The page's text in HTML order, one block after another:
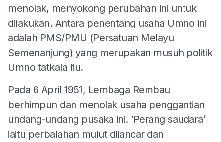
menolak, menyokong perubahan ini untuk
dilakukan. Antara penentang usaha Umno ini
adalah PMS/PMU (Persatuan Melayu
Semenanjung) yang merupakan musuh politik
Umno tatkala itu.
Pada 6 April 1951, Lembaga Rembau
berhimpun dan menolak usaha penggantian
undang-undang pusaka ini. ‘Perang saudara’
iaitu perbalahan mulut dilancar dan